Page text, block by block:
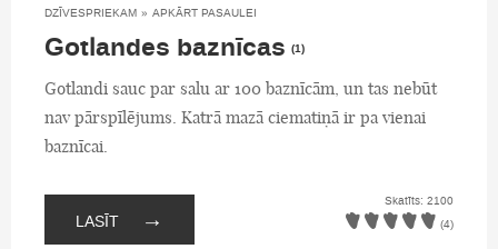
DZĪVESPRIEKAM » APKĀRT PASAULEI
Gotlandes baznīcas (1)
Gotlandi sauc par salu ar 100 baznīcām, un tas nebūt
nav pārspīlējums. Katrā mazā ciematiņā ir pa vienai
baznīcai.
LASĪT →
Skatīts: 2100
(4)